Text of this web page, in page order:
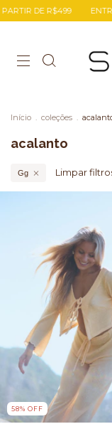
DE R$499
Início . coleções .
acalanto
Gg Limpar
58% OFF